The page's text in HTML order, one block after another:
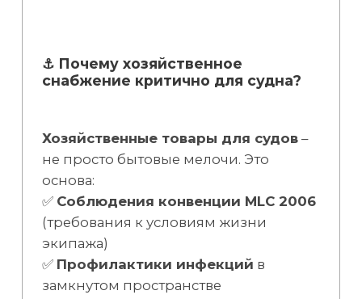
⚓ Почему хозяйственное
снабжение критично для судна?
Хозяйственные товары для судов–
не просто бытовые мелочи. Это
основа:
✅ Соблюдения конвенции MLC 2006
(требования к условиям жизни
экипажа)
✅ Профилактики инфекций в
замкнутом пространстве